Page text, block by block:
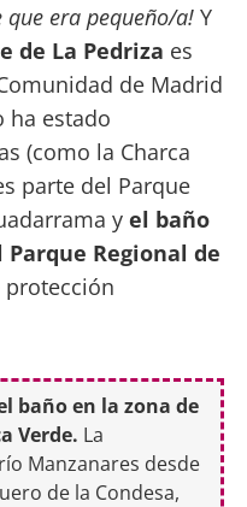
que era pequeño/a!Y
de La Pedriza es
de Madrid
ha estado
(como la Charca
parte del Parque
y el baño
Regional de
protección
baño en la zona de
Verde. La
Manzanares desde
de la Condesa,